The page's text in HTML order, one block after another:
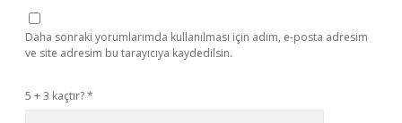
Daha sonraki yorumlarımda kullanılması için adım, e-posta adresim
ve site adresim bu tarayıcıya kaydedilsin.
5 + 3 kaçtır?*